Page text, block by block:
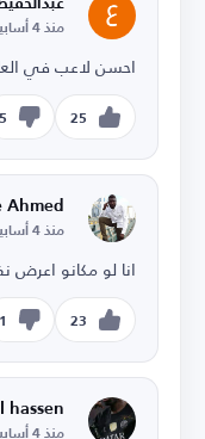
منذ 4 أسابيع
احسن لاعب في
25
5
Ahmed
منذ 4 أسابيع
انا لو مكانو
23
1
hassen
منذ 4 أسابيع